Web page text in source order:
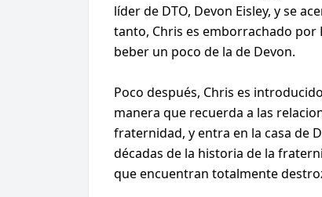
líder de DTO, Devon Eisley, y se
tanto, Chris es emborrachado por
beber un poco de la de Devon.
Poco después, Chris es
manera que recuerda a las
fraternidad, y entra en la casa de
décadas de la historia de la
que encuentran totalmente